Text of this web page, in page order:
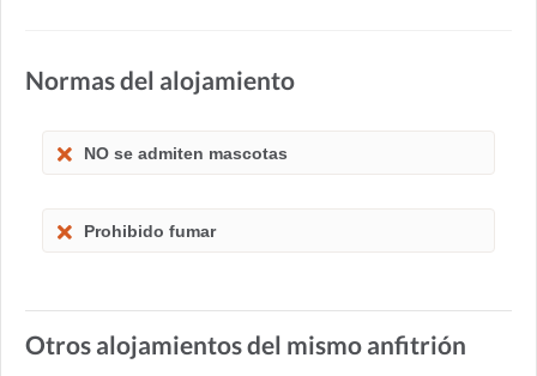
Normas del alojamiento
NO se admiten mascotas
Prohibido fumar
Otros alojamientos del mismo anfitrión